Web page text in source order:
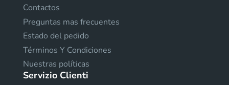
Contactos
Preguntas mas frecuentes
Estado del pedido
Términos Y Condiciones
Nuestras políticas
Servizio Clienti